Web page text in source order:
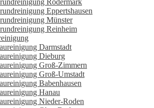
Rödermark
Eppertshausen
Münster
Reinheim
Darmstadt
Dieburg
Groß-Zimmern
Groß-Umstadt
Babenhausen
Hanau
Nieder-Roden